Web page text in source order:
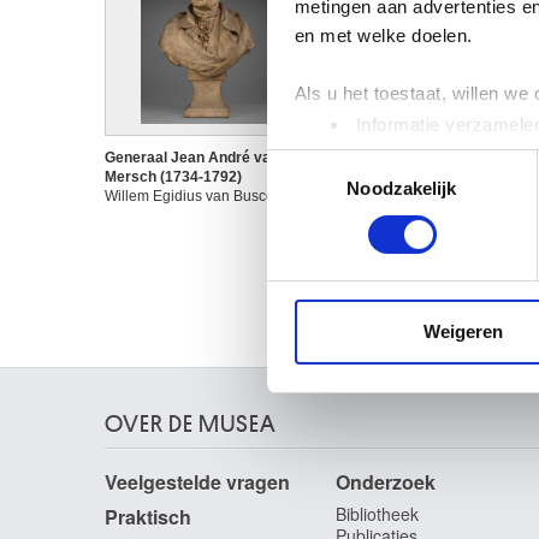
metingen aan advertenties
en met welke doelen.
Als u het toestaat, willen we
Informatie
Uw apparaat
Lees meer over hoe uw
websiteverkeer te
media, adverteren en
Toestemmingsselectie
Noodzakelijk
Weigeren
Generaal Jean André van der
Mersch (1734-1792)
Willem Egidius van Buscom
Willem Egidius van Buscom
OVER DE MUSEA
Veelgestelde vragen
Praktisch
Onderzoek
Bibliotheek